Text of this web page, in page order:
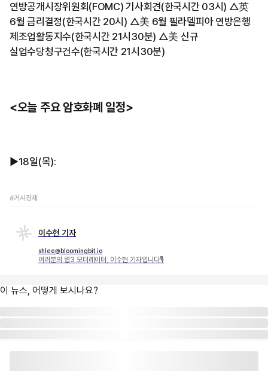
연방공개시장위원회(FOMC) 기사회견(한국시간 03시) △英
6월 금리결정(한국시간 20시) △美 6월 필라델피아 연방은행
제조업활동지수(한국시간 21시30분) △美 신규
실업수당청구건수(한국시간 21시30분)
<오늘 주요 암호화폐 일정>
▶︎18일(목):
#거시경제
이수현 기자
shlee@bloomingbit.io
여러분의 웹3 모더레이터, 이수현 기자입니다🎙
이 뉴스, 어떻게 보시나요?